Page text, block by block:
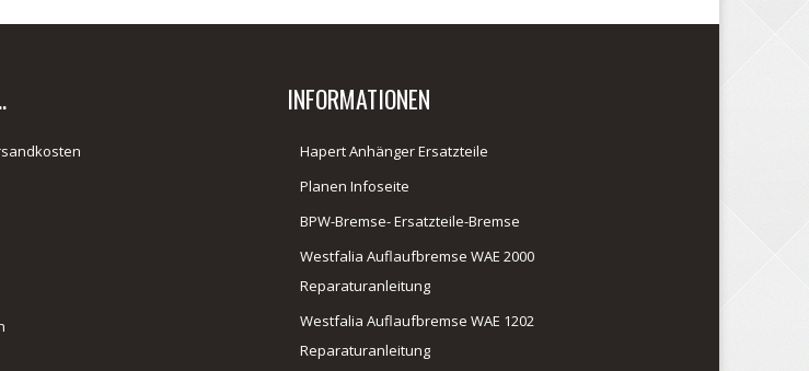
INFORMATIONEN
Hapert Anhänger Ersatzteile
Planen Infoseite
BPW-Bremse- Ersatzteile-Bremse
Westfalia Auflaufbremse WAE 2000
Reparaturanleitung
Westfalia Auflaufbremse WAE 1202
Reparaturanleitung